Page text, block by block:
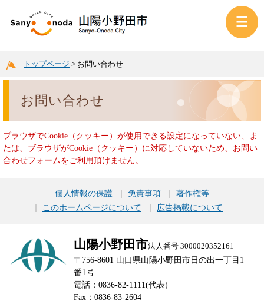
トップページ > お問い合わせ
お問い合わせ
ブラウザでCookie（クッキー）が使用できる設定になっていない、ま
たは、ブラウザがCookie（クッキー）に対応していないため、お問い
合わせフォームをご利用頂けません。
個人情報の保護 免責事項
著作権等
このホームページについて
広告掲載について
山陽小野田市法人番号 3000020352161
〒756-8601 山口県山陽小野田市日の出一丁目1
番1号
電話：0836-82-1111(代表)
Fax：0836-83-2604